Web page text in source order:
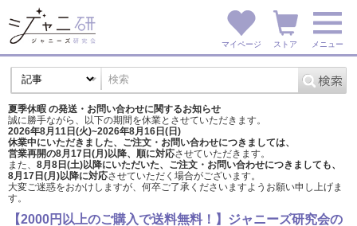
マイページ ストア メニュー
夏季休暇 の発送・お問い合わせに関するお知らせ
誠に勝手ながら、以下の期間を休業とさせていただきます。
2026年8月11日(火)~2026年8月16日(日)
休業中にいただきました、ご注文・お問い合わせにつきましては、
営業再開の8月17日(月)以降、順に対応させていただきます。
また、 8月8日(土)以降にいただいた、ご注文・ お問い合わせにつきましても、
8月17日(月)以降に対応させていただく場合がございます。
大変ご迷惑をおかけしますが、 何卒ご了承くださいますようお願い申し上げま
す。
【2000円以上のご購入で送料無料！】ジャニーズ研究会の